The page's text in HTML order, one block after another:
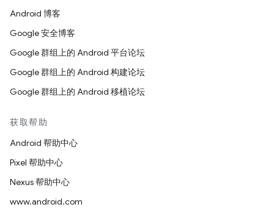
Android 博客
Google 安全博客
Google 群组上的 Android 平台论坛
Google 群组上的 Android 构建论坛
Google 群组上的 Android 移植论坛
获取帮助
Android 帮助中心
Pixel 帮助中心
Nexus 帮助中心
www.android.com